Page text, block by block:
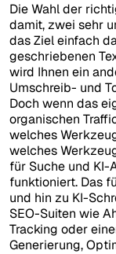
Die Wahl der
damit, zwei sehr
das Ziel einfach
geschriebenen
wird Ihnen ein
Umschreib- und
Doch wenn das
organischen
welches
welches
für Suche und
funktioniert. Das
und hin zu KI-
SEO-Suiten wie
Tracking oder
Generierung,